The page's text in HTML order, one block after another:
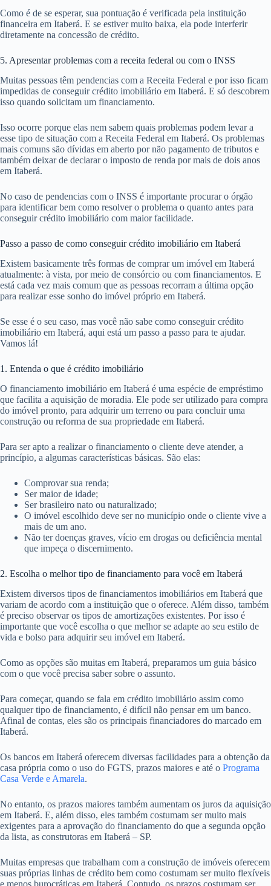
Como é de se esperar, sua pontuação é verificada pela instituição
financeira em Itaberá. E se estiver muito baixa, ela pode interferir
diretamente na concessão de crédito.
5. Apresentar problemas com a receita federal ou com o INSS
Muitas pessoas têm pendencias com a Receita Federal e por isso ficam
impedidas de conseguir crédito imobiliário em Itaberá. E só descobrem
isso quando solicitam um financiamento.
Isso ocorre porque elas nem sabem quais problemas podem levar a
esse tipo de situação com a Receita Federal em Itaberá. Os problemas
mais comuns são dívidas em aberto por não pagamento de tributos e
também deixar de declarar o imposto de renda por mais de dois anos
em Itaberá.
No caso de pendencias com o INSS é importante procurar o órgão
para identificar bem como resolver o problema o quanto antes para
conseguir crédito imobiliário com maior facilidade.
Passo a passo de como conseguir crédito imobiliário em Itaberá
Existem basicamente três formas de comprar um imóvel em Itaberá
atualmente: à vista, por meio de consórcio ou com financiamentos. E
está cada vez mais comum que as pessoas recorram a última opção
para realizar esse sonho do imóvel próprio em Itaberá.
Se esse é o seu caso, mas você não sabe como conseguir crédito
imobiliário em Itaberá, aqui está um passo a passo para te ajudar.
Vamos lá!
1. Entenda o que é crédito imobiliário
O financiamento imobiliário em Itaberá é uma espécie de empréstimo
que facilita a aquisição de moradia. Ele pode ser utilizado para compra
do imóvel pronto, para adquirir um terreno ou para concluir uma
construção ou reforma de sua propriedade em Itaberá.
Para ser apto a realizar o financiamento o cliente deve atender, a
princípio, a algumas características básicas. São elas:
Comprovar sua renda;
Ser maior de idade;
Ser brasileiro nato ou naturalizado;
O imóvel escolhido deve ser no município onde o cliente vive a
mais de um ano.
Não ter doenças graves, vício em drogas ou deficiência mental
que impeça o discernimento.
2. Escolha o melhor tipo de financiamento para você em Itaberá
Existem diversos tipos de financiamentos imobiliários em Itaberá que
variam de acordo com a instituição que o oferece. Além disso, também
é preciso observar os tipos de amortizações existentes. Por isso é
importante que você escolha o que melhor se adapte ao seu estilo de
vida e bolso para adquirir seu imóvel em Itaberá.
Como as opções são muitas em Itaberá, preparamos um guia básico
com o que você precisa saber sobre o assunto.
Para começar, quando se fala em crédito imobiliário assim como
qualquer tipo de financiamento, é difícil não pensar em um banco.
Afinal de contas, eles são os principais financiadores do marcado em
Itaberá.
Os bancos em Itaberá oferecem diversas facilidades para a obtenção da
casa própria como o uso do FGTS, prazos maiores e até o Programa
Casa Verde e Amarela.
No entanto, os prazos maiores também aumentam os juros da aquisição
em Itaberá. E, além disso, eles também costumam ser muito mais
exigentes para a aprovação do financiamento do que a segunda opção
da lista, as construtoras em Itaberá – SP.
Muitas empresas que trabalham com a construção de imóveis oferecem
suas próprias linhas de crédito bem como costumam ser muito flexíveis
e menos burocráticas em Itaberá. Contudo, os prazos costumam ser